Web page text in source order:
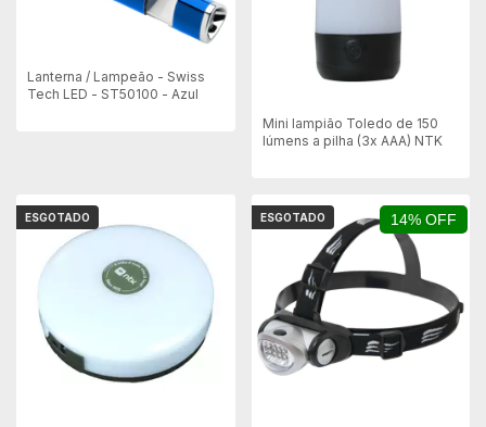
Lanterna / Lampeão - Swiss
Tech LED - ST50100 - Azul
Mini lampião Toledo de 150
lúmens a pilha (3x AAA) NTK
ESGOTADO 14% OFF
ESGOTADO